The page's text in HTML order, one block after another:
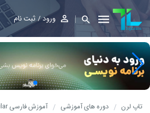
ورود ثبت نام
تاپ لرن دوره های آموزشی آموزش فارسی angular تاپ لرن